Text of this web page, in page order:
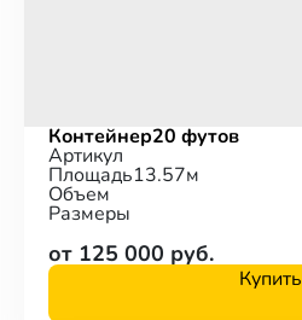
Контейнер20 футов
Артикул
Площадь13.57м
Объем
Размеры
от 125 000 руб.
Купить